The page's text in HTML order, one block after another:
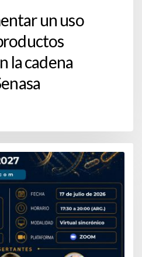
un uso
la cadena